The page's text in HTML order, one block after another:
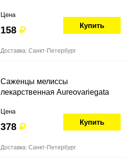
Цена
158 Купить
Доставка: Санкт-Петербург
Саженцы мелиссы
лекарственная Aureovariegata
Цена
378 Купить
Доставка: Санкт-Петербург